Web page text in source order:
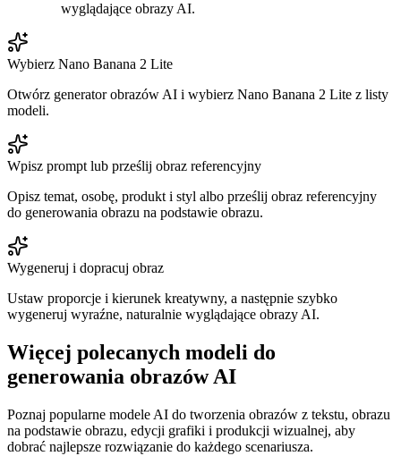
wyglądające obrazy AI.
Wybierz Nano Banana 2 Lite
Otwórz generator obrazów AI i wybierz Nano Banana 2 Lite z listy
modeli.
Wpisz prompt lub prześlij obraz referencyjny
Opisz temat, osobę, produkt i styl albo prześlij obraz referencyjny
do generowania obrazu na podstawie obrazu.
Wygeneruj i dopracuj obraz
Ustaw proporcje i kierunek kreatywny, a następnie szybko
wygeneruj wyraźne, naturalnie wyglądające obrazy AI.
Więcej polecanych modeli do
generowania obrazów AI
Poznaj popularne modele AI do tworzenia obrazów z tekstu, obrazu
na podstawie obrazu, edycji grafiki i produkcji wizualnej, aby
dobrać najlepsze rozwiązanie do każdego scenariusza.